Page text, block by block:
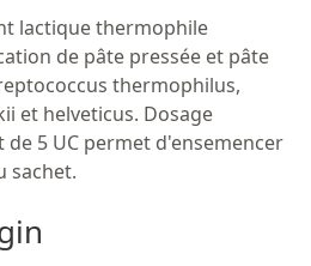
lactique thermophile
de pâte pressée et pâte
thermophilus,
et helveticus. Dosage
de 5 UC permet d'ensemencer
sachet.